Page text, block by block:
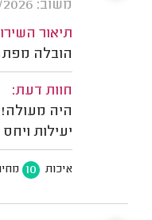
משוב: 17/06/2026
תיאור
הובלה
חוות דעת:
היה מעולה!
יעילות
איכות 10